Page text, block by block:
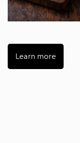
Learn more